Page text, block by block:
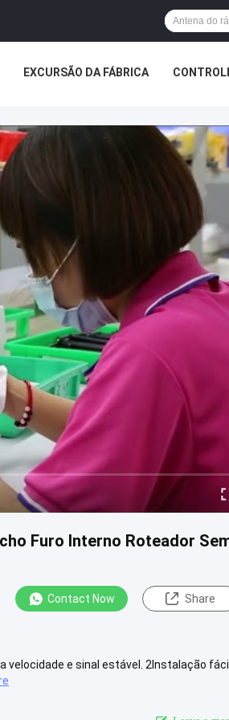
EXCURSÃO DA FÁBRICA
Furo Interno Roteador
Contact Now Share
velocidade e sinal estável. 2Instalação